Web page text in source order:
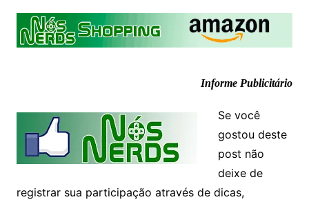
Informe Publicitário
Se você
gostou deste
post não
deixe de
registrar sua participação através de dicas,